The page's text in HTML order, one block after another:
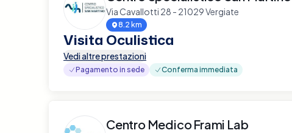
Via Cavallotti 28 - 21029 Vergiate
8.2 km
Visita Oculistica
Vedi altre prestazioni
Pagamento in sede Conferma immediata
Centro Medico Frami Lab